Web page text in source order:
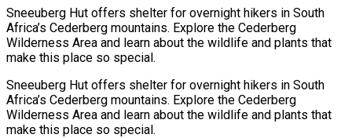
Sneeuberg Hut offers shelter for overnight hikers in South
Africa’s Cederberg mountains. Explore the Cederberg
Wilderness Area and learn about the wildlife and plants that
make this place so special.
Sneeuberg Hut offers shelter for overnight hikers in South
Africa’s Cederberg mountains. Explore the Cederberg
Wilderness Area and learn about the wildlife and plants that
make this place so special.